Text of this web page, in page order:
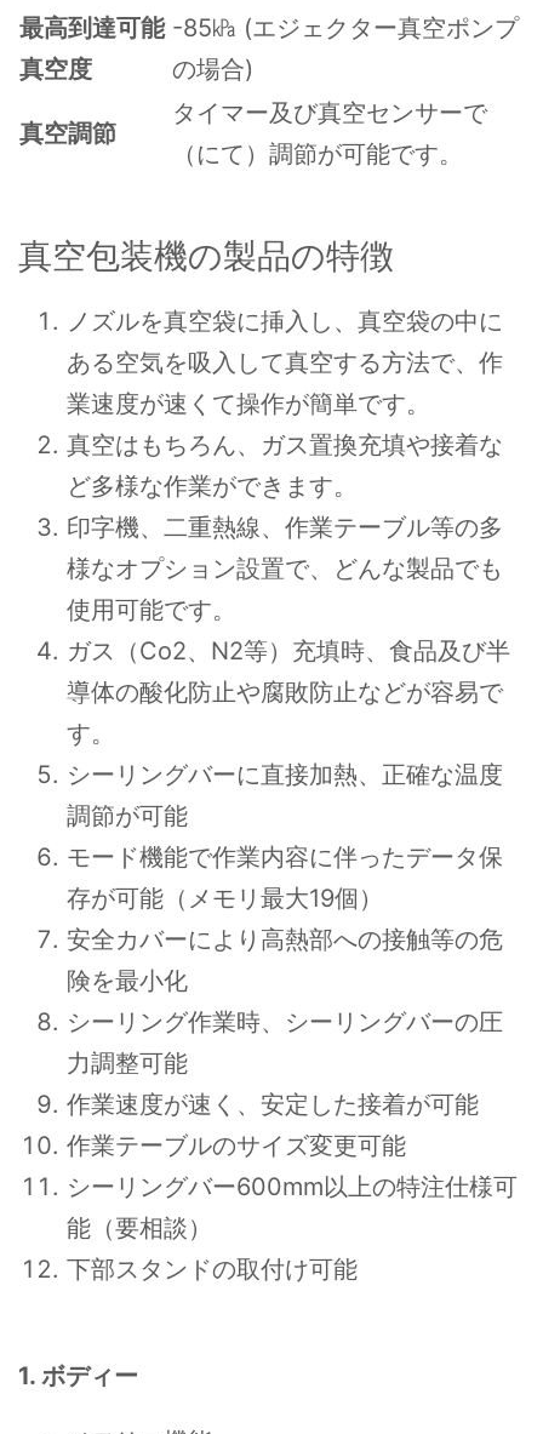
最高到達可能
真空度
-85㎪ (エジェクター真空ポンプ
の場合)
真空調節
タイマー及び真空センサーで
（にて）調節が可能です。
真空包装機の製品の特徴
ノズルを真空袋に挿入し、真空袋の中に
ある空気を吸入して真空する方法で、作
業速度が速くて操作が簡単です。
真空はもちろん、ガス置換充填や接着な
ど多様な作業ができます。
印字機、二重熱線、作業テーブル等の多
様なオプション設置で、どんな製品でも
使用可能です。
ガス（Co2、N2等）充填時、食品及び半
導体の酸化防止や腐敗防止などが容易で
す。
シーリングバーに直接加熱、正確な温度
調節が可能
モード機能で作業内容に伴ったデータ保
存が可能（メモリ最大19個）
安全カバーにより高熱部への接触等の危
険を最小化
シーリング作業時、シーリングバーの圧
力調整可能
作業速度が速く、安定した接着が可能
作業テーブルのサイズ変更可能
シーリングバー600mm以上の特注仕様可
能（要相談）
下部スタンドの取付け可能
1. ボディー